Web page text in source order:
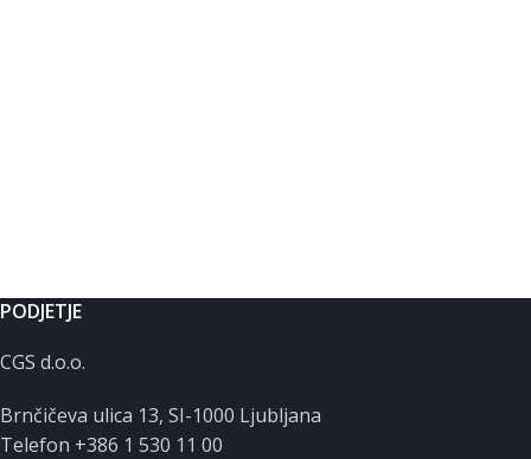
PODJETJE
CGS d.o.o.
Brnčičeva ulica 13, SI-1000 Ljubljana
Telefon +386 1 530 11 00